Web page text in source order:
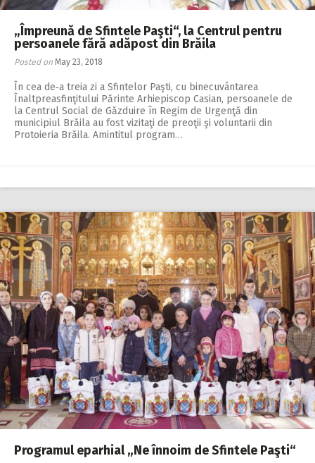
„Împreună de Sfintele Paşti“, la Centrul pentru
persoanele fără adăpost din Brăila
Posted on May 23, 2018
În cea de‑a treia zi a Sfintelor Paşti, cu binecuvântarea
Înaltpreasfinţitului Părinte Arhiepiscop Casian, persoanele de
la Centrul Social de Găzduire în Regim de Urgenţă din
municipiul Brăila au fost vizitaţi de preoţii şi voluntarii din
Protoieria Brăila. Amintitul program…
Programul eparhial „Ne înnoim de Sfintele Paşti“